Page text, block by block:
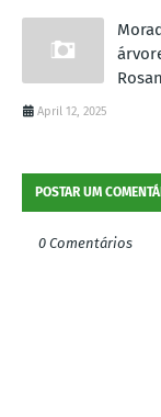
April 12, 2025
POSTAR UM
0 Comentários